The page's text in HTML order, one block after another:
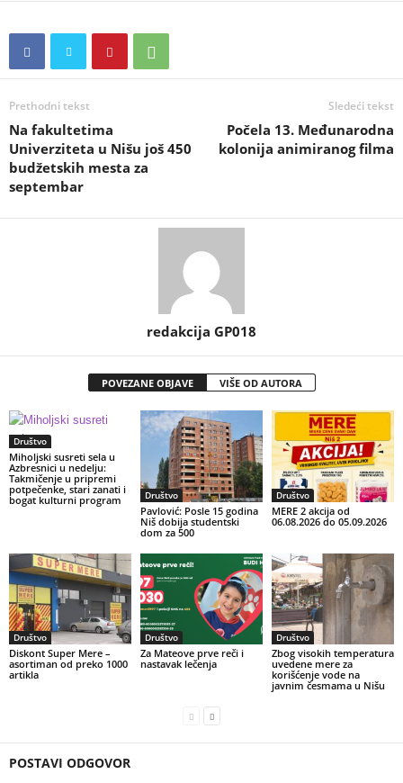
Prethodni tekst
Na fakultetima
Univerziteta u Nišu još 450
budžetskih mesta za
septembar
Sledeći tekst
Počela 13. Međunarodna
kolonija animiranog filma
redakcija GP018
POVEZANE OBJAVE VIŠE OD AUTORA
Društvo
Miholjski susreti sela u
Azbresnici u nedelju:
Takmičenje u pripremi
potpečenke, stari zanati i
bogat kulturni program
Društvo
Pavlović: Posle 15 godina
Niš dobija studentski
dom za 500
Društvo
MERE 2 akcija od
06.08.2026 do 05.09.2026
Društvo
Diskont Super Mere –
asortiman od preko 1000
artikla
Društvo
Za Mateove prve reči i
nastavak lečenja
Društvo
Zbog visokih temperatura
uvedene mere za
korišćenje vode na
javnim česmama u Nišu
POSTAVI ODGOVOR